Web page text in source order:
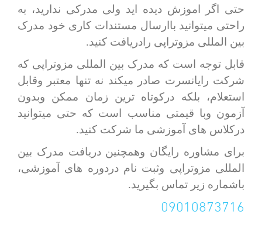
حتی اگر اموزش دیده اید ولی مدرکی ندارید، به
راحتی میتوانید باارسال مستندات کاری خود مدرک
بین المللی مزوتراپی رادریافت کنید.
قابل توجه است که مدرک بین المللی مزوتراپی که
شرکت رایانسرت صادر میکند نه تنها معتبر وقابل
استعلام، بلکه درکوتاه ترین زمان ممکن وبدون
آزمون وبا قیمتی مناسب است که حتی میتوانید
درکلاس های آموزشی ما شرکت کنید.
برای مشاوره رایگان وهمچنین دریافت مدرک بین
المللی مزوتراپی وثبت نام دردوره های آموزشی،
باشماره زیر تماس بگیرید.
09010873716